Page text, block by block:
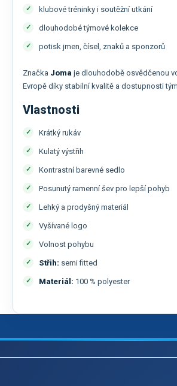
klubové tréninky i soutěžní utkání
dlouhodobé týmové kolekce
potisk jmen, čísel, znaků a sponzorů
Značka Joma je dlouhodobě osvědčenou
Evropě díky stabilní kvalitě a dostupnosti
Vlastnosti
Krátký rukáv
Kulatý výstřih
Kontrastní barevné sedlo
Posunutý ramenní šev pro lepší pohyb
Lehký a prodyšný materiál
Vyšívané logo
Volnost pohybu
Střih: semi fitted
Materiál: 100 % polyester
Z